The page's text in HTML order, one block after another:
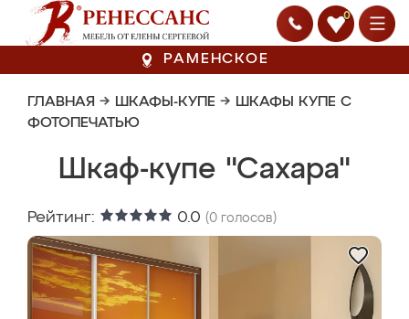
0
РАМЕНСКОЕ
ГЛАВНАЯ → ШКАФЫ-КУПЕ → ШКАФЫ КУПЕ С
ФОТОПЕЧАТЬЮ
Шкаф-купе "Сахара"
Рейтинг: 0.0 (0 голосов)